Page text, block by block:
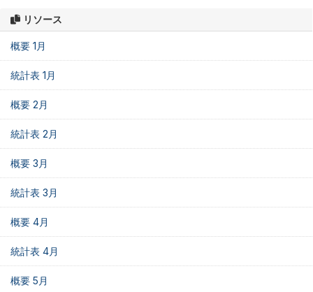
リソース
概要 1月
統計表 1月
概要 2月
統計表 2月
概要 3月
統計表 3月
概要 4月
統計表 4月
概要 5月